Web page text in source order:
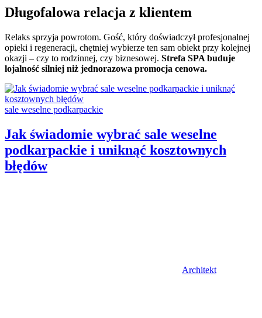
Długofalowa relacja z klientem
Relaks sprzyja powrotom. Gość, który doświadczył profesjonalnej
opieki i regeneracji, chętniej wybierze ten sam obiekt przy kolejnej
okazji – czy to rodzinnej, czy biznesowej. Strefa SPA buduje
lojalność silniej niż jednorazowa promocja cenowa.
Categories:
sale weselne podkarpackie
Jak świadomie wybrać sale weselne
podkarpackie i uniknąć kosztownych
błędów
Architekt